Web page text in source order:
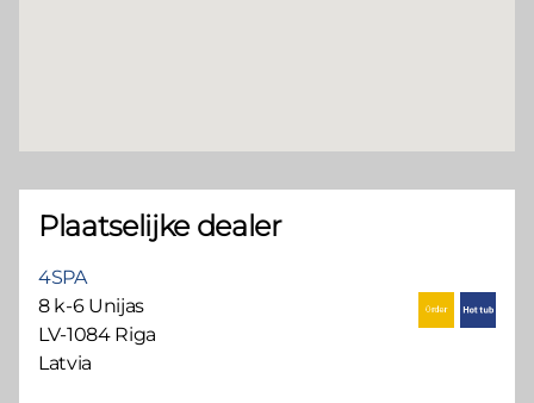
Plaatselijke dealer
4SPA
8 k-6 Unijas
LV-1084 Riga
Latvia